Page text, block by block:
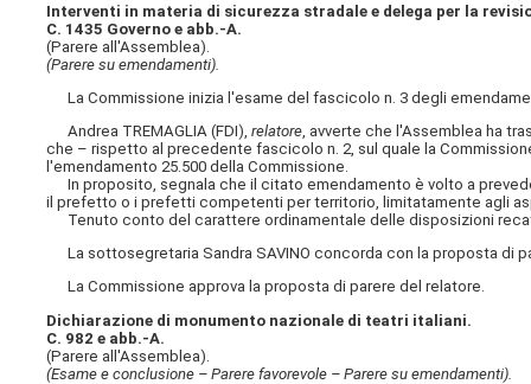
Interventi in materia di sicurezza stradale e delega per la
C. 1435 Governo e abb.-A.
(Parere all'Assemblea).
(Parere su emendamenti).
La Commissione inizia l'esame del fascicolo n. 3 degli
Andrea TREMAGLIA (FDI),relatore , avverte che l'Assemblea ha
che – rispetto al precedente fascicolo n. 2, sul quale la
l'emendamento 25.500 della Commissione.
In proposito, segnala che il citato emendamento è volto a
il prefetto o i prefetti competenti per territorio, limitatamente agli
Tenuto conto del carattere ordinamentale delle disposizioni
La sottosegretaria Sandra SAVINO concorda con la proposta di
La Commissione approva la proposta di parere del relatore.
Dichiarazione di monumento nazionale di teatri italiani.
C. 982 e abb.-A.
(Parere all'Assemblea).
(Esame e conclusione – Parere favorevole – Parere su emendamenti).